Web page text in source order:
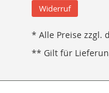
Widerruf
* Alle Preise zzgl.
** Gilt für